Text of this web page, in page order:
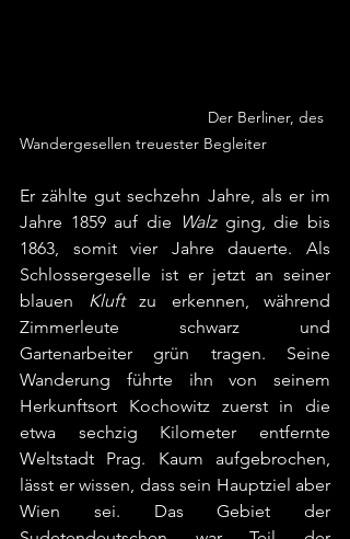
Der Berliner, des
Wandergesellen treuester Begleiter
Er zählte gut sechzehn Jahre, als er im
Jahre 1859 auf die
Walz ging, die bis
1863, somit vier Jahre dauerte. Als
Schlossergeselle ist er jetzt an seiner
blauen Kluft zu erkennen, während
Zimmerleute schwarz und
Gartenarbeiter grün tragen. Seine
Wanderung führte ihn von seinem
Herkunftsort Kochowitz zuerst in die
etwa sechzig Kilometer entfernte
Weltstadt Prag. Kaum aufgebrochen,
lässt er wissen, dass sein Hauptziel aber
Wien sei. Das Gebiet der